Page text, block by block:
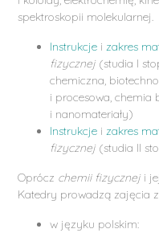
spektroskopii molekularnej.
Instrukcje izakres
fizycznej (studia I
chemiczna,
i procesowa, chemia
i nanomateriały)
Instrukcje izakres
fizycznej (studia II
Oprócz chemii fizycznej i
Katedry prowadzą zajęcia
w języku polskim: